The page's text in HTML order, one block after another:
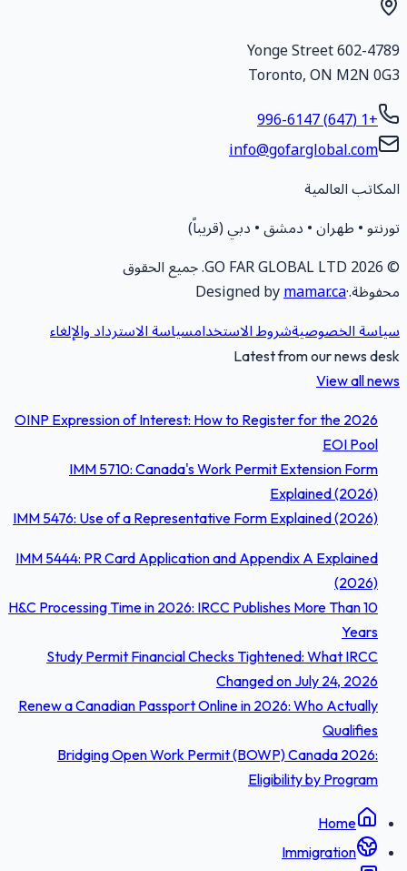
602-4789 Yonge
Toronto,ONM2N
+1 (647) 996-6147
info@gofarglobal.com
العالمية
• طهران • دمشق • دبي (قريباً)
2026
GO FAR GLOBAL LTD. جميع الحقوق
·
Designed bymamar.ca
الخصوصيةشروط الاستخدامسياسة الاسترداد والإلغاء
Latest from our news
View all
OINP Expression of Interest: How to Register for the 2026
EOI Pool
IMM 5710: Canada's Work Permit Extension Form
Explained (2026)
IMM 5476: Use of a Representative Form Explained (2026)
IMM 5444: PR Card Application and Appendix A Explained
(2026)
H&C Processing Time in 2026: IRCC Publishes More Than 10
Years
Study Permit Financial Checks Tightened: What IRCC
Changed on July 24, 2026
Renew a Canadian Passport Online in 2026: Who Actually
Qualifies
Bridging Open Work Permit (BOWP) Canada 2026:
Eligibility by Program
Home
Immigration